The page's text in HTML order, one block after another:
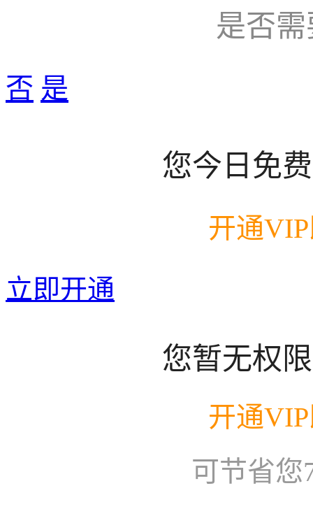
是否
否 是
您今日免
开通
立即开通
您暂无权
开通
可节省您